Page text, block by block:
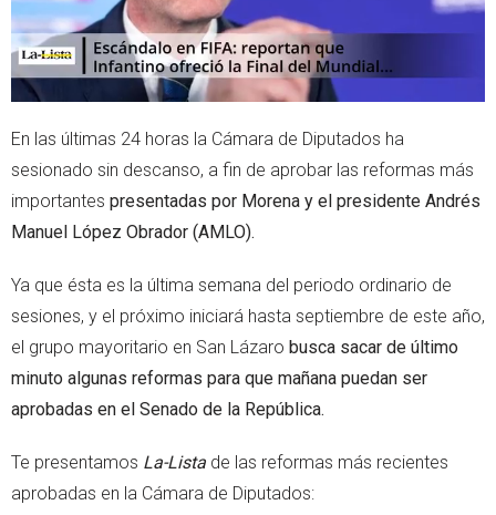
En las últimas 24 horas la Cámara de Diputados ha
sesionado sin descanso, a fin de aprobar las reformas más
importantes presentadas por Morena y el presidente Andrés
Manuel López Obrador (AMLO).
Ya que ésta es la última semana del periodo ordinario de
sesiones, y el próximo iniciará hasta septiembre de este año,
el grupo mayoritario en San Lázaro busca sacar de último
minuto algunas reformas para que mañana puedan ser
aprobadas en el Senado de la República.
Te presentamos La-Lista de las reformas más recientes
aprobadas en la Cámara de Diputados: